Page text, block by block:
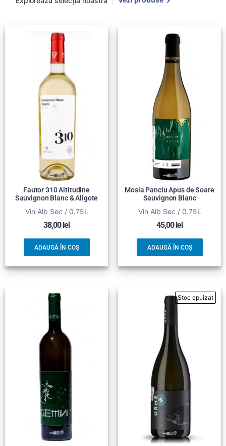
Fautor 310 Altitudine
Sauvignon Blanc & Aligote
Vin Alb Sec / 0.75L
38,00lei
ADAUGĂ ÎN COȘ
Mosia Panciu Apus de Soare
Sauvignon Blanc
Vin Alb Sec / 0.75L
45,00lei
ADAUGĂ ÎN COȘ